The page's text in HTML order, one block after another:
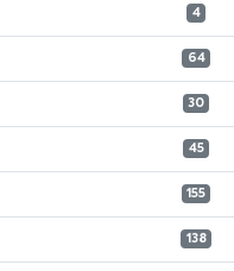
4
64
30
45
155
138